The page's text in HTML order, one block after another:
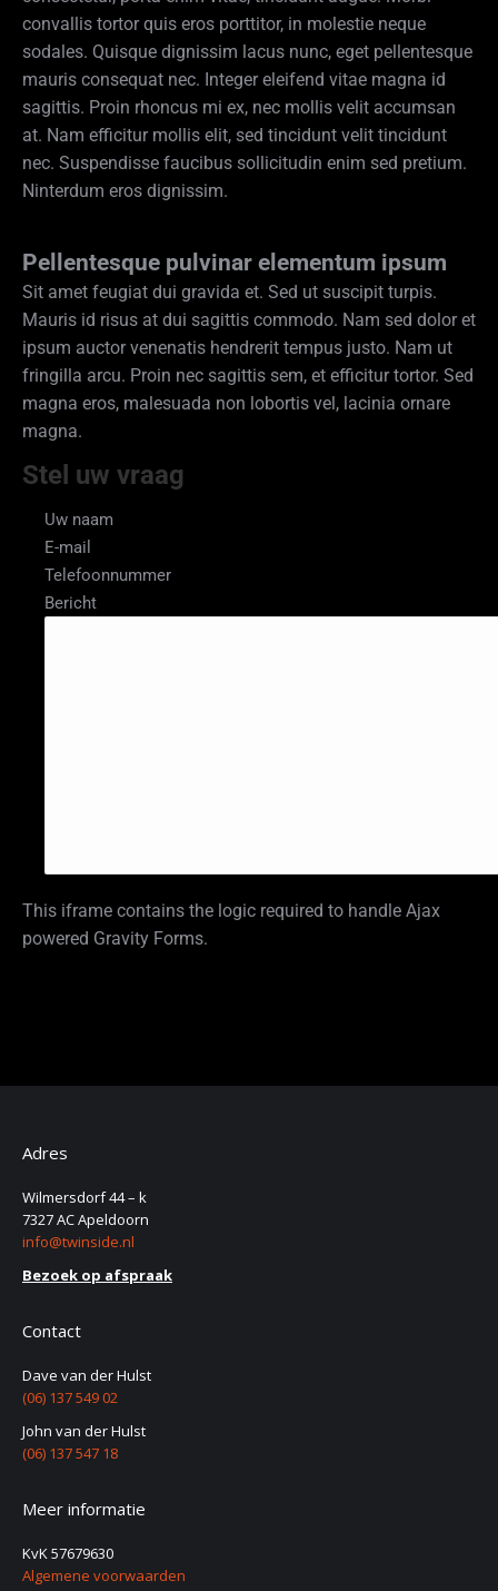
convallis tortor quis eros porttitor, in molestie neque
sodales. Quisque dignissim lacus nunc, eget pellentesque
mauris consequat nec. Integer eleifend vitae magna id
sagittis. Proin rhoncus mi ex, nec mollis velit accumsan
at. Nam efficitur mollis elit, sed tincidunt velit tincidunt
nec. Suspendisse faucibus sollicitudin enim sed pretium.
Ninterdum eros dignissim.
Pellentesque pulvinar elementum ipsum
Sit amet feugiat dui gravida et. Sed ut suscipit turpis.
Mauris id risus at dui sagittis commodo. Nam sed dolor et
ipsum auctor venenatis hendrerit tempus justo. Nam ut
fringilla arcu. Proin nec sagittis sem, et efficitur tortor. Sed
magna eros, malesuada non lobortis vel, lacinia ornare
magna.
Stel uw vraag
Uw naam
E-mail
Telefoonnummer
Bericht
This iframe contains the logic required to handle Ajax
powered Gravity Forms.
Adres
Wilmersdorf 44 – k
7327 AC Apeldoorn
info@twinside.nl
Bezoek op afspraak
Contact
Dave van der Hulst
(06) 137 549 02
John van der Hulst
(06) 137 547 18
Meer informatie
KvK 57679630
Algemene voorwaarden